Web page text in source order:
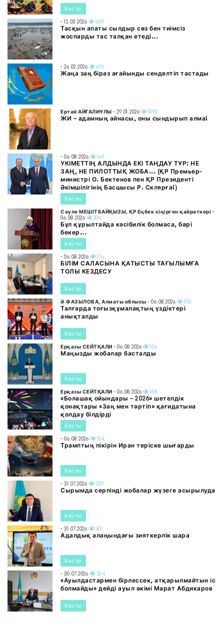
Басты
- 12.03.2026 600
Тасқын апаты сылдыр сөз бен тиімсіз
жоспарды тас талқан етеді...
- 26.02.2026 695
Жаңа заң біраз ағайынды сенделтіп тастады
Ертай АЙҒАЛИҰЛЫ - 29.01.2026 1090
ЖИ – адамның айнасы, оны сындырып алма!
- 06.08.2026 165
ҮКІМЕТТІҢ АЛДЫНДА ЕКІ ТАҢДАУ ТҰР: НЕ
ЗАҢ, НЕ ПИЛОТТЫҚ ЖОБА... (ҚР Премьер-
министрі О. Бектенов пен ҚР Президенті
Әкімшілігінің Басшысы Р. Склярға!)
Басты
Сәуле МЕШІТБАЙҚЫЗЫ, ҚР Еңбек сіңірген қайраткері -
06.08.2026
206
Бұл құрылтайда кәсібилік болмаса, бәрі
бекер...
Басты
- 06.08.2026 176
БІЛІМ САЛАСЫНА ҚАТЫСТЫ ТАҒЫЛЫМҒА
ТОЛЫ КЕЗДЕСУ
Басты
Ә.ФАЗЫЛОВА, Алматы облысы - 06.08.2026 150
Талғарда тоғызқұмалақтың үздіктері
анықталды
Басты
Ерқазы СЕЙТҚАЛИ - 06.08.2026 156
Маңызды жобалар басталды
Басты
Ерқазы СЕЙТҚАЛИ - 06.08.2026 158
«Болашақ ойындары – 2026» шетелдік
қонақтары «Заң мен тәртіп» қағидатына
қолдау білдірді
Басты
- 06.08.2026 154
Трамптың пікірін Иран теріске шығарды
Басты
- 31.07.2026 339
Сырымда серпінді жобалар жүзеге асырылуда
Басты
- 31.07.2026 301
Адалдық алаңындағы зияткерлік шара
Басты
- 30.07.2026 304
«Ауылдастармен бірлессек, атқарылмайтын іс
болмайды» дейді ауыл әкімі Марат Абдикаров
Басты